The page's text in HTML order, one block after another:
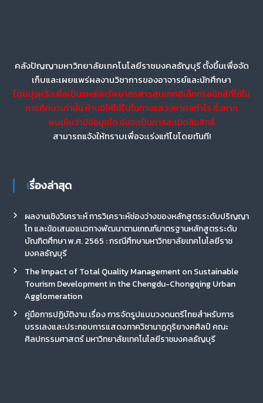
คลังปัญญามหาวิทยาลัยเทคโนโลยีราชมงคลธัญบุรี ตั้งขึ้นเพื่อจัด
เก็บและเผยแพร่ผลงานวิชาการของอาจารย์และนักศึกษา
โดยมุ่งหวังเพื่อเป็นแหล่งทรัพยากรสารสนเทศอิเล็กทรอนิกส์ที่ใช้ใน
การศึกษาเท่านั้น ห้ามมิให้ใช้ไปในทางแสวงหาผลกำไร ซึ่งหาก
พบเห็นว่ามีข้อมูลใด อันจะเป็นการละเมิดลิขสิทธิ์
สามารถแจ้งให้ทราบเพื่อจะเร่งแก้ไขโดยทันที!
เรื่องล่าสุด
ผลงานเชิงวิเคราะห์ การวิเคราะห์ช่องว่างของหลักสูตรระดับปริญญา
โท และข้อเสนอแนวทางพัฒนาตามเกณฑ์มาตรฐานหลักสูตรระดับ
บัณฑิตศึกษา พ.ศ. 2565 : กรณีศึกษามหาวิทยาลัยเทคโนโลยีราช
มงคลธัญบุรี
The Impact of Total Quality Management on Sustainable
Tourism Development in the Chengdu-Chongqing Urban
Agglomeration
คู่มือการปฏิบัติงาน เรื่อง การจัดรูปแบบวงดนตรีไทยสำหรับการ
บรรเลงและประกอบการแสดงภาควิชานาฏดุริยางคศิลป์ คณะ
ศิลปกรรมศาสตร์ มหาวิทยาลัยเทคโนโลยีราชมงคลธัญบุรี